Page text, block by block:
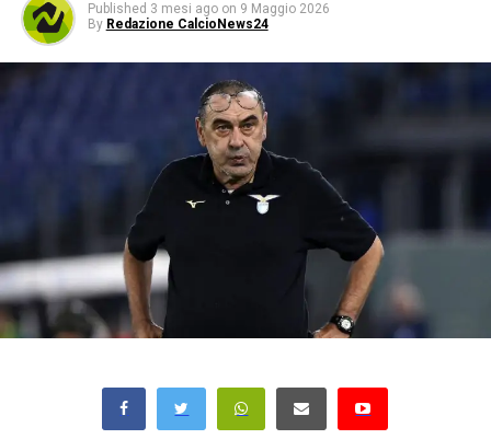
Published 3 mesi ago on 9 Maggio 2026
By Redazione CalcioNews24